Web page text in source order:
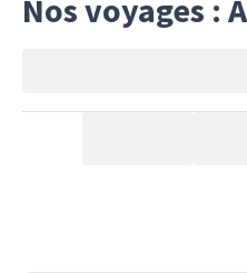
Nos voyages :